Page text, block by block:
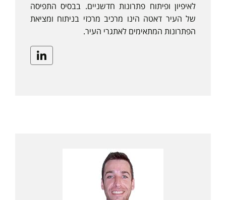
לאיפיון ופיתוח פתרונות חדשניים. בבסיס התפיסה
של העיר דאטה הינו מרכיב מרכזי בניתוח ומציאת
הפתרונות המתאימים לאתגרי העיר.
Linkedin